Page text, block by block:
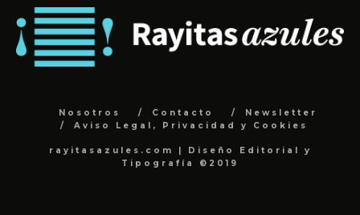
Nosotros Contacto
Newsletter
Aviso Legal, Privacidad y Cookies
rayitasazules.com | Diseño Editorial y
Tipografía ©2019